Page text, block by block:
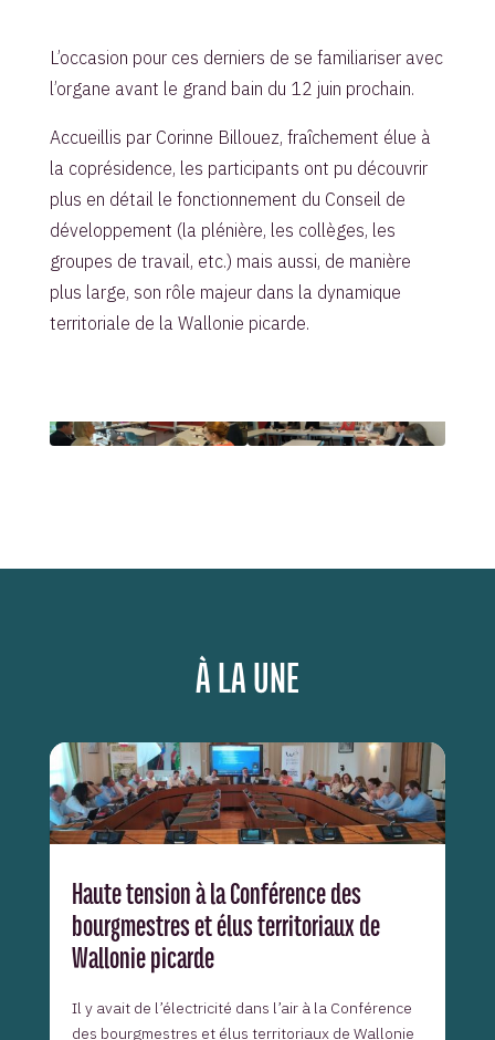
L’occasion pour ces derniers de se familiariser avec
l’organe avant le grand bain du 12 juin prochain.
Accueillis par Corinne Billouez, fraîchement élue à
la coprésidence, les participants ont pu découvrir
plus en détail le fonctionnement du Conseil de
développement (la plénière, les collèges, les
groupes de travail, etc.) mais aussi, de manière
plus large, son rôle majeur dans la dynamique
territoriale de la Wallonie picarde.
À LA UNE
Haute tension à la Conférence des
bourgmestres et élus territoriaux de
Wallonie picarde
Il y avait de l’électricité dans l’air à la Conférence
des bourgmestres et élus territoriaux de Wallonie